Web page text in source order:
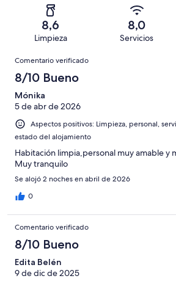
puntuación
puntuación
puntuación
Normal
una
puntuación
Mediocre
29
una
puntuación
de
Horrible
8,6
Limpieza
8,0
Servicios
Comentarios
Comentario verificado
8/10 Bueno
Mónika
5 de abr de 2026
Aspectos positivos: Limpieza, personal,
estado del alojamiento
Habitación limpia,personal muy amable y
Muy tranquilo
Se alojó 2 noches en abril de 2026
0
Comentario verificado
8/10 Bueno
Edita Belén
9 de dic de 2025